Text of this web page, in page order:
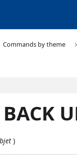
Commands by theme
)